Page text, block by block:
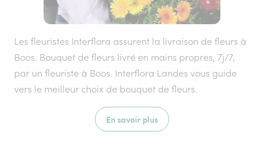
Les fleuristes Interflora assurent la livraison de fleurs à
Boos. Bouquet de fleurs livré en mains propres, 7j/7,
par un fleuriste à Boos. Interflora Landes vous guide
vers le meilleur choix de bouquet de fleurs.
En savoir plus